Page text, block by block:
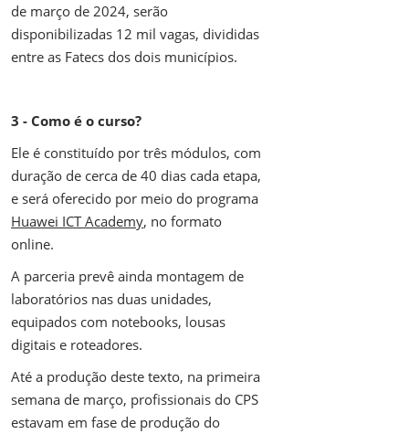
de março de 2024, serão
disponibilizadas 12 mil vagas, divididas
entre as Fatecs dos dois municípios.
3 - Como é o curso?
Ele é constituído por três módulos, com
duração de cerca de 40 dias cada etapa,
e será oferecido por meio do programa
Huawei ICT Academy, no formato
online.
A parceria prevê ainda montagem de
laboratórios nas duas unidades,
equipados com notebooks, lousas
digitais e roteadores.
Até a produção deste texto, na primeira
semana de março, profissionais do CPS
estavam em fase de produção do